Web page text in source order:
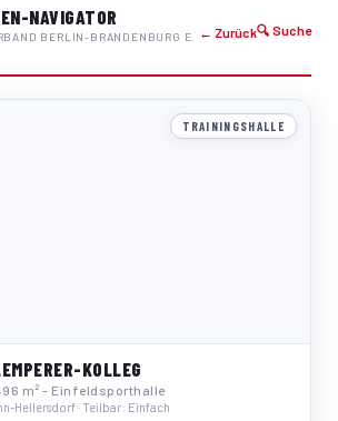
NAVIGATOR
BERLIN-BRANDENBURG E.
← Zurück🔍 Suche
TRAININGSHALLE
KOLLEG
m² - Einfeldsporthalle
Hellersdorf · Teilbar: Einfach